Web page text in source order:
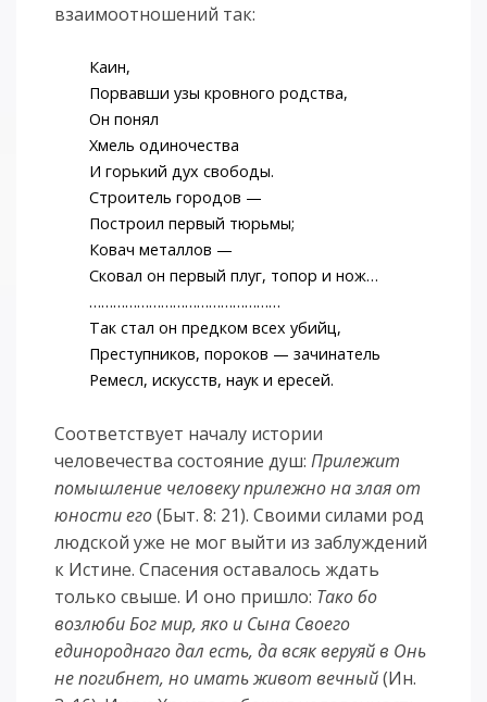
взаимоотношений так:
Каин,
Порвавши узы кровного родства,
Он понял
Хмель одиночества
И горький дух свободы.
Строитель городов —
Построил первый тюрьмы;
Ковач металлов —
Сковал он первый плуг, топор и нож…
…………………………………………
Так стал он предком всех убийц,
Преступников, пороков — зачинатель
Ремесл, искусств, наук и ересей.
Соответствует началу истории
человечества состояние душ:Прилежит
помышление человеку прилежно на злая от
юности его(Быт. 8: 21). Своими силами род
людской уже не мог выйти из заблуждений
к Истине. Спасения оставалось ждать
только свыше. И оно пришло: Тако бо
возлюби Бог мир, яко и Сына Своего
единороднаго дал есть, да всяк веруяй в Онь
не погибнет, но имать живот вечный(Ин.